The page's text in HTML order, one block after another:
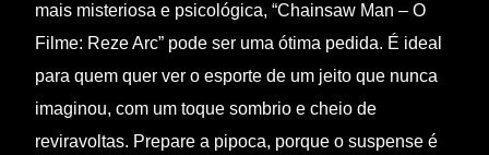
mais misteriosa e psicológica, “Chainsaw Man – O
Filme: Reze Arc” pode ser uma ótima pedida. É ideal
para quem quer ver o esporte de um jeito que nunca
imaginou, com um toque sombrio e cheio de
reviravoltas. Prepare a pipoca, porque o suspense é